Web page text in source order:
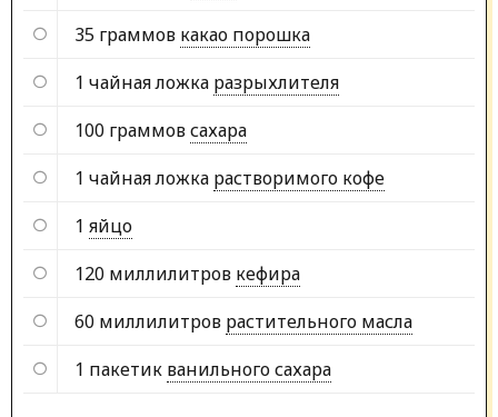
35 граммов какао порошка
1 чайная ложка разрыхлителя
100 граммовсахара
1 чайная ложка растворимого кофе
1 яйцо
120 миллилитров кефира
60 миллилитров растительного масла
1 пакетик ванильного сахара